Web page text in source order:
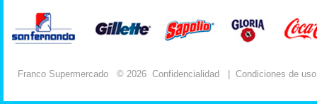
Franco Supermercado © 2026 Confidencialidad Condiciones de uso